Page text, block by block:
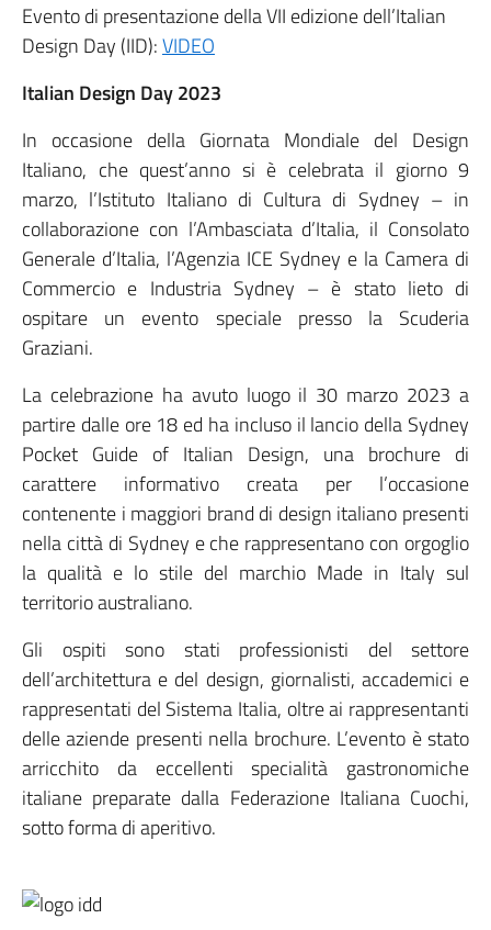
Evento di presentazione della VII edizione dell’Italian
Design Day (IID):VIDEO
Italian Design Day 2023
In occasione della Giornata Mondiale del Design
Italiano, che quest’anno si è celebrata il giorno 9
marzo, l’Istituto Italiano di Cultura di Sydney – in
collaborazione con l’Ambasciata d’Italia, il Consolato
Generale d’Italia, l’Agenzia ICE Sydney e la Camera di
Commercio e Industria Sydney – è stato lieto di
ospitare un evento speciale presso la Scuderia
Graziani.
La celebrazione ha avuto luogo il 30 marzo 2023 a
partire dalle ore 18 ed ha incluso il lancio della Sydney
Pocket Guide of Italian Design, una brochure di
carattere informativo creata per l’occasione
contenente i maggiori brand di design italiano presenti
nella città di Sydney e che rappresentano con orgoglio
la qualità e lo stile del marchio Made in Italy sul
territorio australiano.
Gli ospiti sono stati professionisti del settore
dell’architettura e del design, giornalisti, accademici e
rappresentati del Sistema Italia, oltre ai rappresentanti
delle aziende presenti nella brochure. L’evento è stato
arricchito da eccellenti specialità gastronomiche
italiane preparate dalla Federazione Italiana Cuochi,
sotto forma di aperitivo.